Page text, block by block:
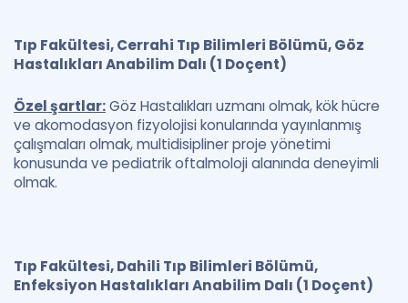
Tıp Fakültesi, Cerrahi Tıp Bilimleri Bölümü, Göz
Hastalıkları Anabilim Dalı (1 Doçent)
Özel şartlar:Göz Hastalıkları uzmanı olmak, kök hücre
ve akomodasyon fizyolojisi konularında yayınlanmış
çalışmaları olmak, multidisipliner proje yönetimi
konusunda ve pediatrik oftalmoloji alanında deneyimli
olmak.
Tıp Fakültesi, Dahili Tıp Bilimleri Bölümü,
Enfeksiyon Hastalıkları Anabilim Dalı (1 Doçent)